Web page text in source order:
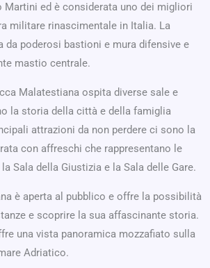
Martini ed è considerata uno dei migliori
militare rinascimentale in Italia. La
da poderosi bastioni e mura difensive e
mastio centrale.
Malatestiana ospita diverse sale e
la storia della città e della famiglia
attrazioni da non perdere ci sono la
con affreschi che rappresentano le
Sala della Giustizia e la Sala delle Gare.
è aperta al pubblico e offre la possibilità
e scoprire la sua affascinante storia.
una vista panoramica mozzafiato sulla
Adriatico.